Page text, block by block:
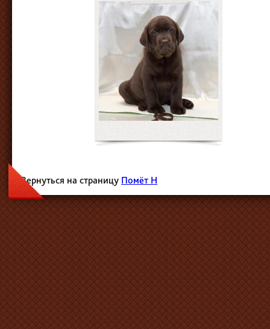
Вернуться на страницу Помёт H